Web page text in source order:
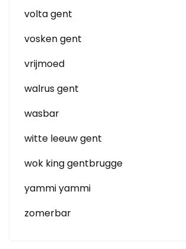
volta gent
vosken gent
vrijmoed
walrus gent
wasbar
witte leeuw gent
wok king gentbrugge
yammi yammi
zomerbar